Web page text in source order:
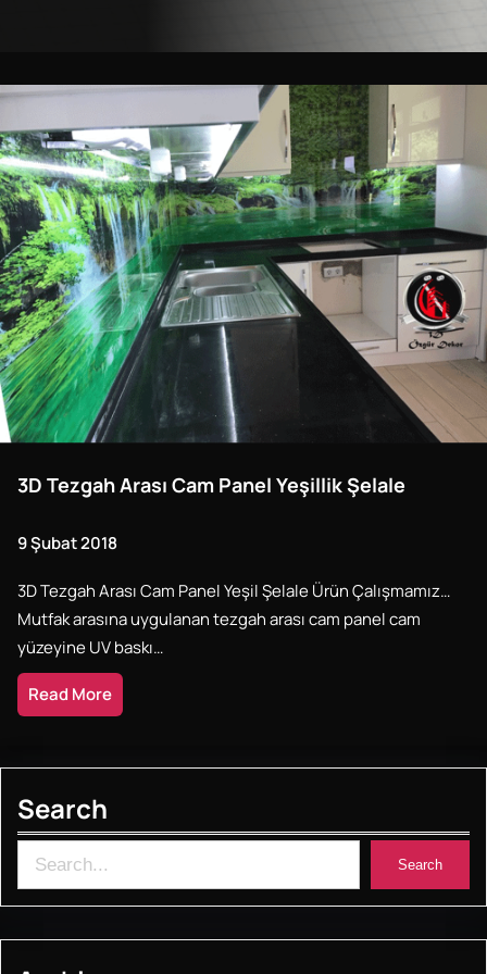
3D Tezgah Arası Cam Panel Yeşillik Şelale
9 Şubat 2018
3D Tezgah Arası Cam Panel Yeşil Şelale Ürün Çalışmamız…
Mutfak arasına uygulanan tezgah arası cam panel cam
yüzeyine UV baskı…
Read More
Search
e
Search